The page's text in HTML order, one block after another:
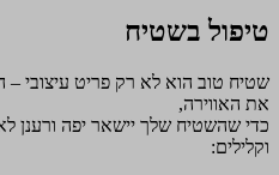
טיפול בשטיח
שטיח טוב הוא לא רק פריט עיצובי
את האווירה,
כדי שהשטיח שלך יישאר יפה ורענן
וקלילים: